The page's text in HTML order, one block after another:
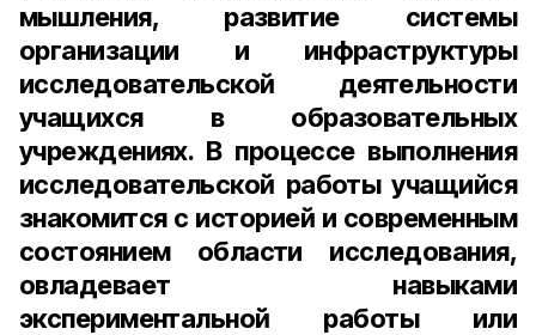
мышления, развитие системы
организации и инфраструктуры
исследовательской̆ деятельности
учащихся в образовательных
учреждениях. В процессе выполнения
исследовательской̆ работы учащийся
знакомится с историей̆ и современным
состоянием области исследования,
овладевает навыками
экспериментальной̆ работы или